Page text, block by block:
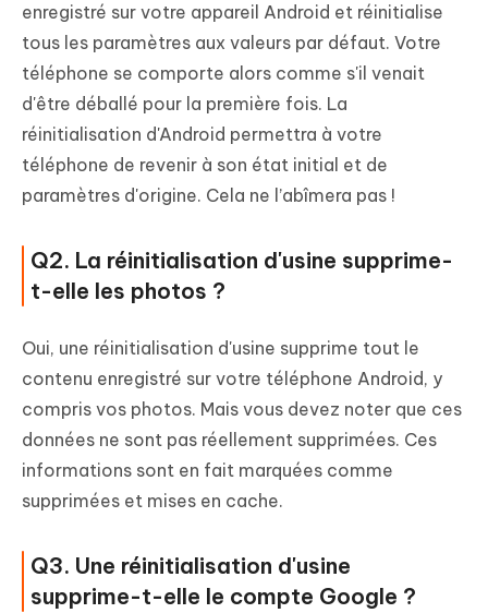
enregistré sur votre appareil Android et réinitialise
tous les paramètres aux valeurs par défaut. Votre
téléphone se comporte alors comme s'il venait
d'être déballé pour la première fois. La
réinitialisation d'Android permettra à votre
téléphone de revenir à son état initial et de
paramètres d'origine. Cela ne l’abîmera pas !
Q2. La réinitialisation d'usine supprime-
t-elle les photos ?
Oui, une réinitialisation d'usine supprime tout le
contenu enregistré sur votre téléphone Android, y
compris vos photos. Mais vous devez noter que ces
données ne sont pas réellement supprimées. Ces
informations sont en fait marquées comme
supprimées et mises en cache.
Q3. Une réinitialisation d'usine
supprime-t-elle le compte Google ?